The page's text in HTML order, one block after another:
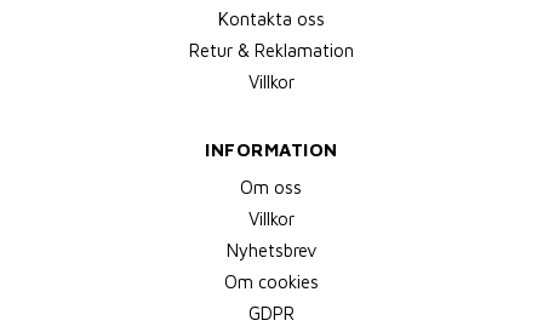
Kontakta oss
Retur & Reklamation
Villkor
INFORMATION
Om oss
Villkor
Nyhetsbrev
Om cookies
GDPR